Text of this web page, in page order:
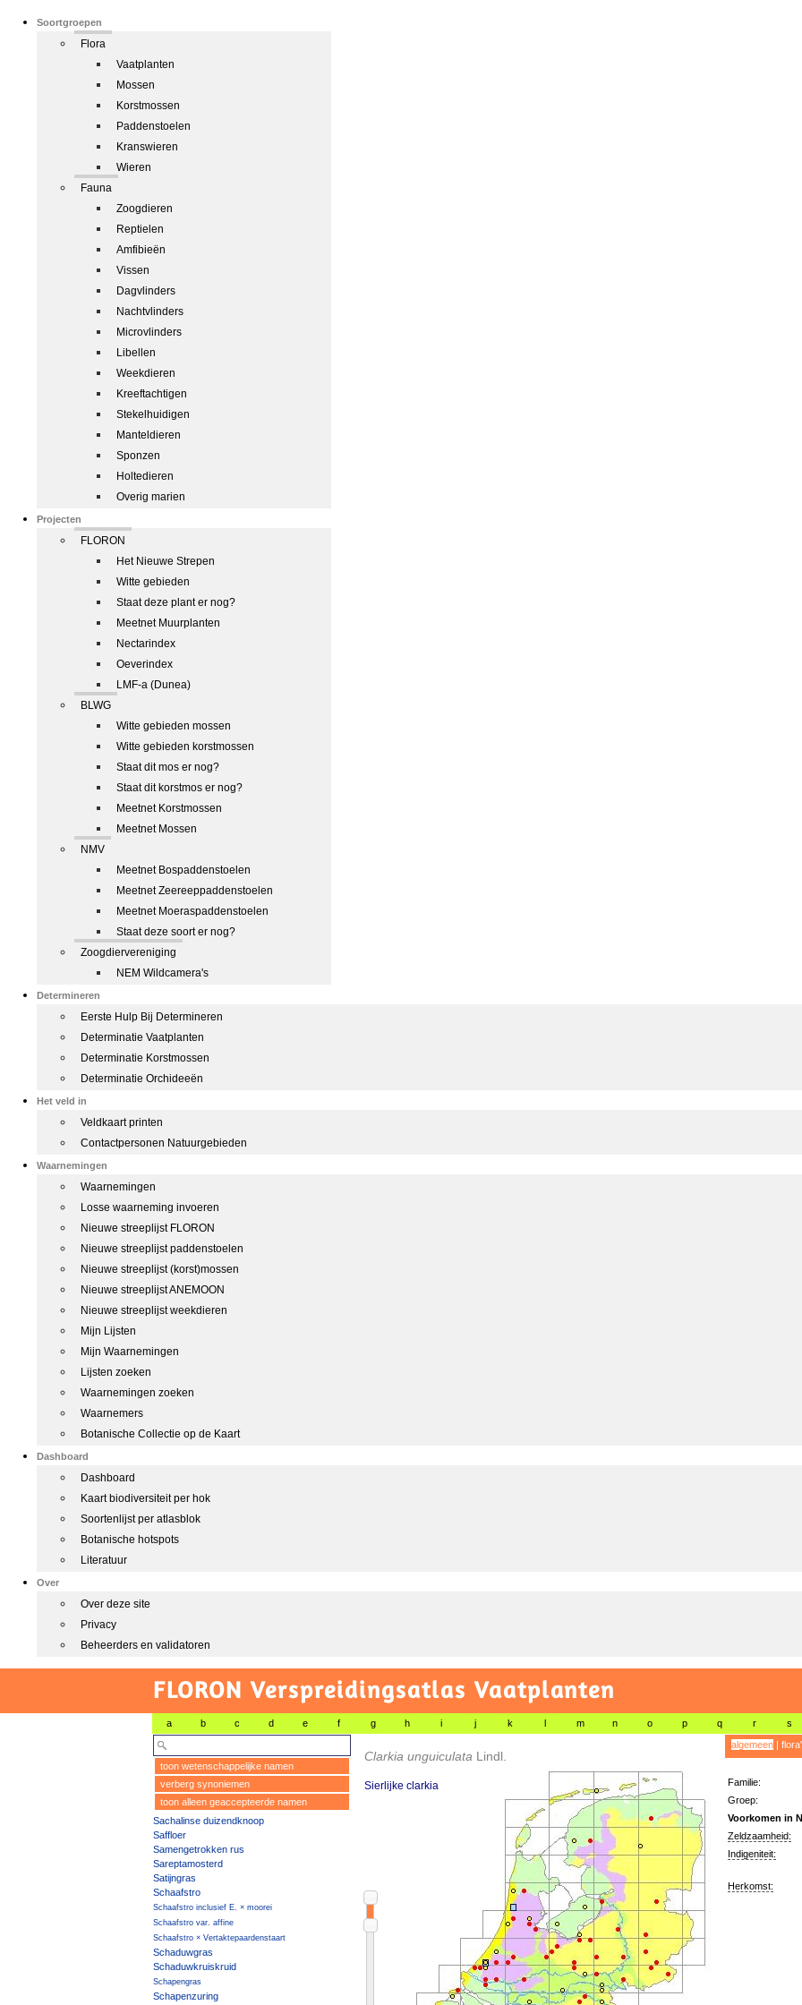
Soortgroepen
Flora
Vaatplanten
Mossen
Korstmossen
Paddenstoelen
Kranswieren
Wieren
Fauna
Zoogdieren
Reptielen
Amfibieën
Vissen
Dagvlinders
Nachtvlinders
Microvlinders
Libellen
Weekdieren
Kreeftachtigen
Stekelhuidigen
Manteldieren
Sponzen
Holtedieren
Overig marien
Projecten
FLORON
Het Nieuwe Strepen
Witte gebieden
Staat deze plant er nog?
Meetnet Muurplanten
Nectarindex
Oeverindex
LMF-a (Dunea)
BLWG
Witte gebieden mossen
Witte gebieden korstmossen
Staat dit mos er nog?
Staat dit korstmos er nog?
Meetnet Korstmossen
Meetnet Mossen
NMV
Meetnet Bospaddenstoelen
Meetnet Zeereeppaddenstoelen
Meetnet Moeraspaddenstoelen
Staat deze soort er nog?
Zoogdiervereniging
NEM Wildcamera's
Determineren
Eerste Hulp Bij Determineren
Determinatie Vaatplanten
Determinatie Korstmossen
Determinatie Orchideeën
Het veld in
Veldkaart printen
Contactpersonen Natuurgebieden
Waarnemingen
Waarnemingen
Losse waarneming invoeren
Nieuwe streeplijst FLORON
Nieuwe streeplijst paddenstoelen
Nieuwe streeplijst (korst)mossen
Nieuwe streeplijst ANEMOON
Nieuwe streeplijst weekdieren
Mijn Lijsten
Mijn Waarnemingen
Lijsten zoeken
Waarnemingen zoeken
Waarnemers
Botanische Collectie op de Kaart
Dashboard
Dashboard
Kaart biodiversiteit per hok
Soortenlijst per atlasblok
Botanische hotspots
Literatuur
Over
Over deze site
Privacy
Beheerders en validatoren
FLORON Verspreidingsatlas Vaatplanten
a b c d e f g h i j k l m n o p q r s
toon wetenschappelijke namen
verberg synoniemen
toon alleen geaccepteerde namen
Sachalinse duizendknoop
Saffloer
Samengetrokken rus
Sareptamosterd
Satijngras
Schaafstro
Schaafstro inclusief E. × moorei
Schaafstro var. affine
Schaafstro × Vertaktepaardenstaart
Schaduwgras
Schaduwkruiskruid
Schapengras
Schapenzuring
Clarkia unguiculata Lindl.
Sierlijke clarkia
algemeen|
Familie:
Groep:
Voorkomen in
Zeldzaamheid:
Indigeniteit:
Herkomst: